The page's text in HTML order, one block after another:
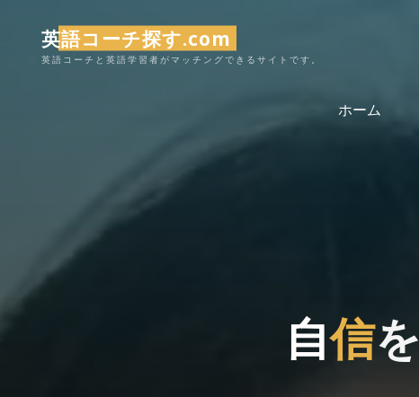
英語コーチ探す.com
英語コーチと英語学習者がマッチングできるサイトです。
ホーム
自信を